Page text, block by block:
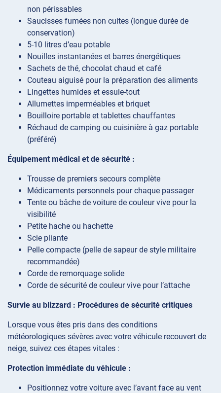
non périssables
Saucisses fumées non cuites (longue durée de
conservation)
5-10 litres d’eau potable
Nouilles instantanées et barres énergétiques
Sachets de thé, chocolat chaud et café
Couteau aiguisé pour la préparation des aliments
Lingettes humides et essuie-tout
Allumettes imperméables et briquet
Bouilloire portable et tablettes chauffantes
Réchaud de camping ou cuisinière à gaz portable
(préféré)
Équipement médical et de sécurité :
Trousse de premiers secours complète
Médicaments personnels pour chaque passager
Tente ou bâche de voiture de couleur vive pour la
visibilité
Petite hache ou hachette
Scie pliante
Pelle compacte (pelle de sapeur de style militaire
recommandée)
Corde de remorquage solide
Corde de sécurité de couleur vive pour l’attache
Survie au blizzard : Procédures de sécurité critiques
Lorsque vous êtes pris dans des conditions
météorologiques sévères avec votre véhicule recouvert de
neige, suivez ces étapes vitales :
Protection immédiate du véhicule :
Positionnez votre voiture avec l’avant face au vent